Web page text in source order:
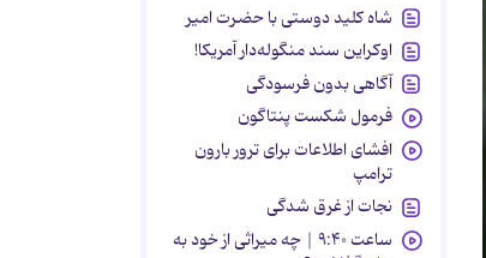
شاه کلید دوستی با حضرت امیر
اوکراین سند منگوله‌دار آمریکا!
آگاهی بدون فرسودگی
فرمول شکست پنتاگون
افشای اطلاعات برای ترور بارون
ترامپ
نجات از غرق شدگی
ساعت ۹:۴۰ | چه میراثی از خود به